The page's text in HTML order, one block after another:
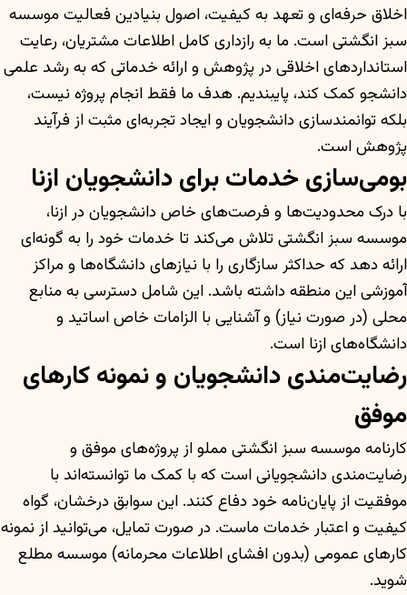
اخلاق حرفه‌ای و تعهد به کیفیت، اصول بنیادین فعالیت موسسه
سبز انگشتی است. ما به رازداری کامل اطلاعات مشتریان، رعایت
استانداردهای اخلاقی در پژوهش و ارائه خدماتی که به رشد علمی
دانشجو کمک کند، پایبندیم. هدف ما فقط انجام پروژه نیست،
بلکه توانمندسازی دانشجویان و ایجاد تجربه‌ای مثبت از فرآیند
پژوهش است.
بومی‌سازی خدمات برای دانشجویان ازنا
با درک محدودیت‌ها و فرصت‌های خاص دانشجویان در ازنا،
موسسه سبز انگشتی تلاش می‌کند تا خدمات خود را به گونه‌ای
ارائه دهد که حداکثر سازگاری را با نیازهای دانشگاه‌ها و مراکز
آموزشی این منطقه داشته باشد. این شامل دسترسی به منابع
محلی (در صورت نیاز) و آشنایی با الزامات خاص اساتید و
دانشگاه‌های ازنا است.
رضایت‌مندی دانشجویان و نمونه کارهای
موفق
کارنامه موسسه سبز انگشتی مملو از پروژه‌های موفق و
رضایت‌مندی دانشجویانی است که با کمک ما توانسته‌اند با
موفقیت از پایان‌نامه خود دفاع کنند. این سوابق درخشان، گواه
کیفیت و اعتبار خدمات ماست. در صورت تمایل، می‌توانید از نمونه
کارهای عمومی (بدون افشای اطلاعات محرمانه) موسسه مطلع
شوید.